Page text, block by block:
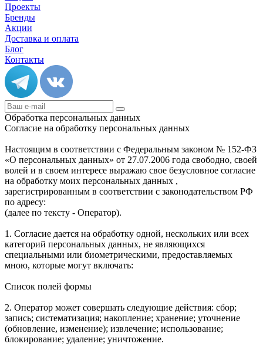
Проекты
Бренды
Акции
Доставка и оплата
Блог
Контакты
Обработка персональных данных
Согласие на обработку персональных данных
Настоящим в соответствии с Федеральным законом № 152-ФЗ
«О персональных данных» от 27.07.2006 года свободно, своей
волей и в своем интересе выражаю свое безусловное согласие
на обработку моих персональных данных ,
зарегистрированным в соответствии с законодательством РФ
по адресу:
(далее по тексту - Оператор).
1. Согласие дается на обработку одной, нескольких или всех
категорий персональных данных, не являющихся
специальными или биометрическими, предоставляемых
мною, которые могут включать:
Список полей формы
2. Оператор может совершать следующие действия: сбор;
запись; систематизация; накопление; хранение; уточнение
(обновление, изменение); извлечение; использование;
блокирование; удаление; уничтожение.